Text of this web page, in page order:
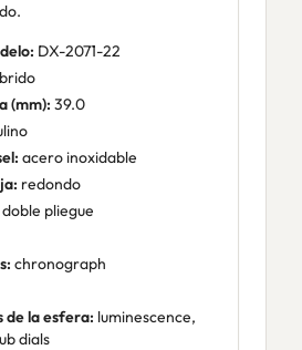
DX-2071-22
(mm): 39.0
acero inoxidable
redondo
doble pliegue
chronograph
de la esfera: luminescence,
dials